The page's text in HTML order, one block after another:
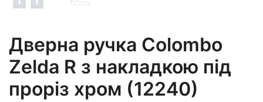
Дверна ручка Colombo
Zelda R з накладкою під
проріз хром (12240)